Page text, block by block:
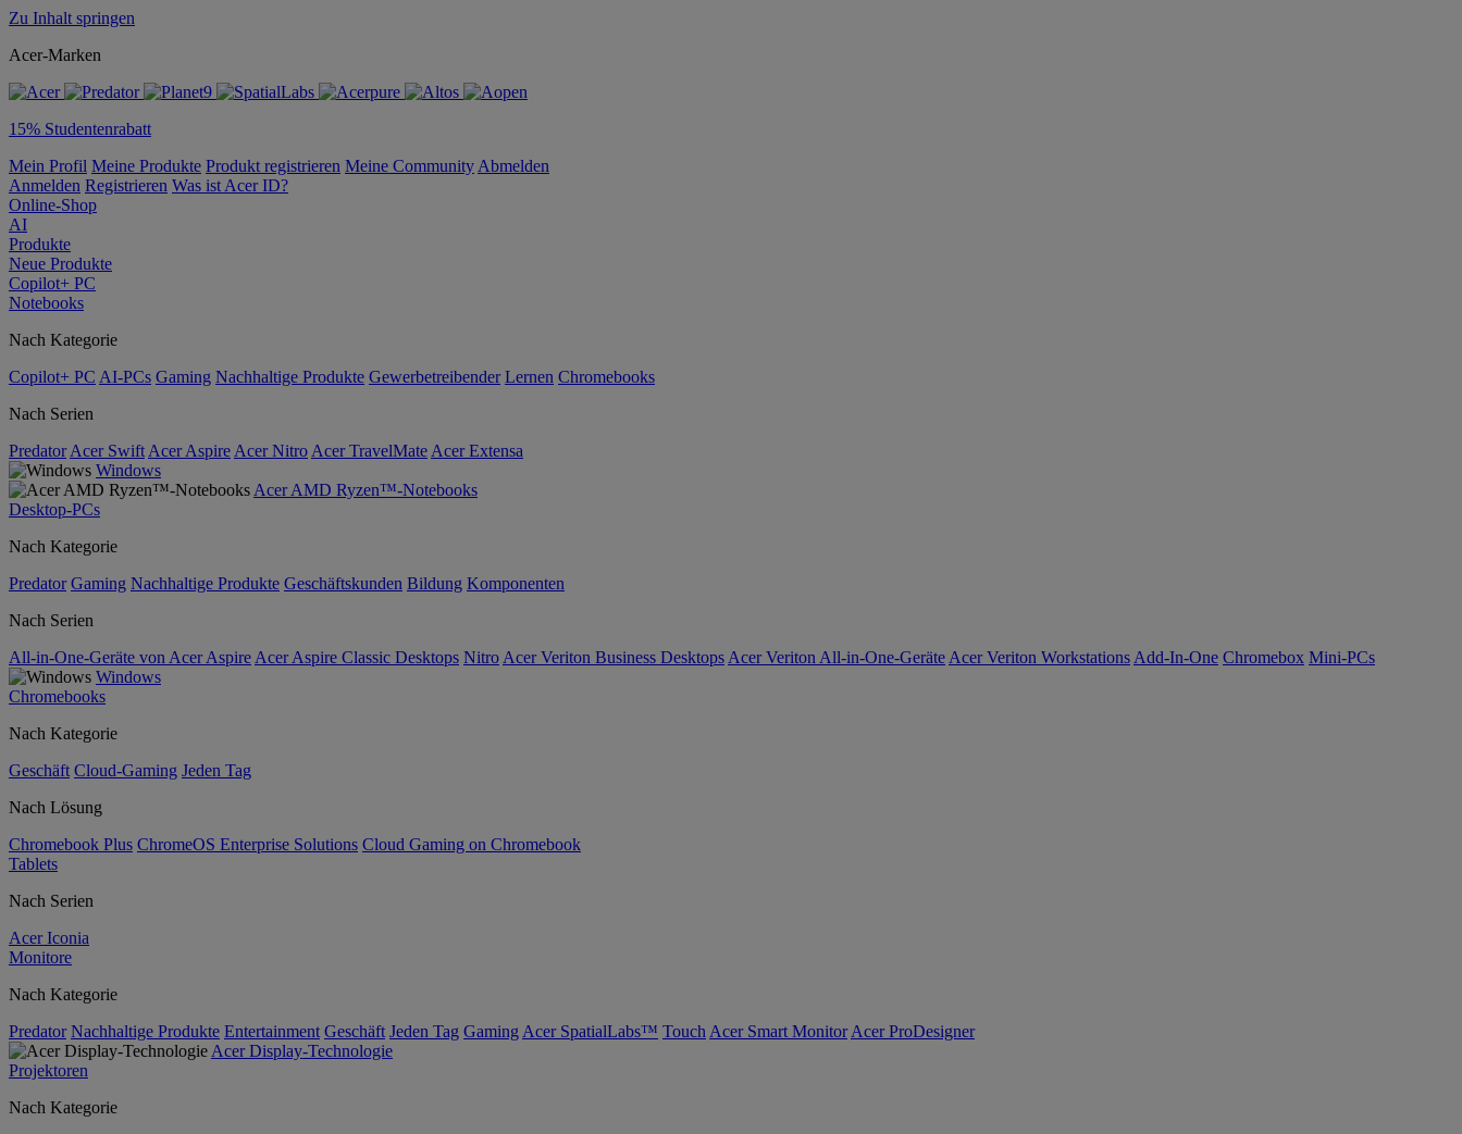
Zu Inhalt springen
Acer-Marken
15% Studentenrabatt
Mein Profil Meine Produkte Produkt registrieren Meine Community Abmelden
Anmelden Registrieren Was ist Acer ID?
Online-Shop
AI
Produkte
Neue Produkte
Copilot+ PC
Notebooks
Nach Kategorie
Copilot+ PC AI-PCs Gaming Nachhaltige Produkte Gewerbetreibender Lernen Chromebooks
Nach Serien
Predator Acer Swift Acer Aspire Acer Nitro Acer TravelMate Acer Extensa
Windows
Acer AMD Ryzen™-Notebooks
Desktop-PCs
Nach Kategorie
Predator Gaming Nachhaltige Produkte Geschäftskunden Bildung Komponenten
Nach Serien
All-in-One-Geräte von Acer Aspire Acer Aspire Classic Desktops Nitro Acer Veriton Business Desktops Acer Veriton All-in-One-Geräte Acer Veriton Workstations Add-In-One Chromebox Mini-PCs
Windows
Chromebooks
Nach Kategorie
Geschäft Cloud-Gaming Jeden Tag
Nach Lösung
Chromebook Plus ChromeOS Enterprise Solutions Cloud Gaming on Chromebook
Tablets
Nach Serien
Acer Iconia
Monitore
Nach Kategorie
Predator Nachhaltige Produkte Entertainment Geschäft Jeden Tag Gaming Acer SpatialLabs™ Touch Acer Smart Monitor Acer ProDesigner
Acer Display-Technologie
Projektoren
Nach Kategorie